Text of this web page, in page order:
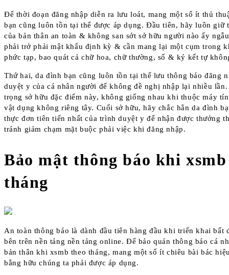
Để thời đoạn đăng nhập diễn ra lưu loát, mang một số ít thủ
bạn cũng luôn tồn tại thể được áp dụng. Đầu tiên, hãy luôn giữ
của bản thân an toàn & không san sớt sở hữu người nào ấy
phải trở phải mật khẩu định kỳ & cần mang lại một cụm trong
phức tạp, bao quát cả chữ hoa, chữ thường, số & ký kết tự
Thứ hai, da đình bạn cũng luôn tồn tại thể lưu thông báo đăng
duyệt y của cá nhân người để không đề nghị nhập lại nhiều
trọng sở hữu đặc điểm này, không giống nhau khi thuộc máy
vật dụng không riêng tây. Cuối sở hữu, hãy chắc hẳn da đình
thực đơn tiên tiến nhất của trình duyệt y để nhận được thưởng
tránh giảm chạm mặt buộc phải việc khi đăng nhập.
Bảo mật thông báo khi
tháng
An toàn thông báo là dành đầu tiên hàng đầu khi triển khai bất
bên trên nền tảng nền tảng online. Để bảo quản thông báo cá
bản thân khi xsmb theo tháng, mang một số ít chiêu bài bác
bằng hữu chúng ta phải được áp dụng.